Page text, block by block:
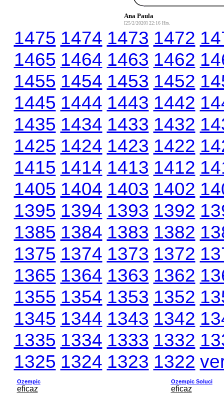
Ana Paula
[25/2/2020] 22:16 Hrs.
1475 1474 1473 1472
1465 1464 1463 1462
1455 1454 1453 1452
1445 1444 1443 1442
1435 1434 1433 1432
1425 1424 1423 1422
1415 1414 1413 1412
1405 1404 1403 1402
1395 1394 1393 1392
1385 1384 1383 1382
1375 1374 1373 1372
1365 1364 1363 1362
1355 1354 1353 1352
1345 1344 1343 1342
1335 1334 1333 1332
1325 1324 1323 1322
Ozempic
eficaz
Ozempic Soluci
eficaz